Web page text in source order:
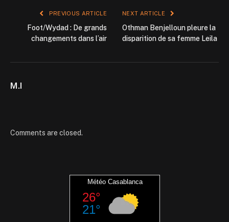
PREVIOUS ARTICLE
Foot/Wydad : De grands
changements dans l’air
NEXT ARTICLE
Othman Benjelloun pleure la
disparition de sa femme Leila
M.I
Comments are closed.